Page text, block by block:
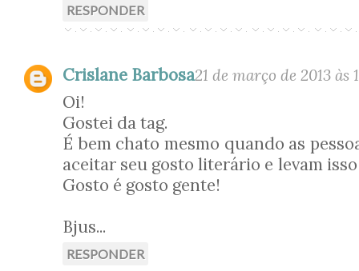
RESPONDER
Crislane Barbosa21 de março de 2013 às
Oi!
Gostei da tag.
É bem chato mesmo quando as
aceitar seu gosto literário e levam
Gosto é gosto gente!
Bjus...
RESPONDER